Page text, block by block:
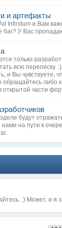
и артефакты
Infinitum и Вам
баг? У Вас
только
всю переписку.
и Вы чувствуете,
обращайтесь либо
открытой части
будут
нами на пути к
:) Может, и я